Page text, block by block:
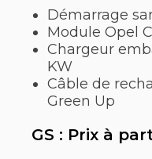
Démarrage
Module Opel
Chargeur
KW
Câble de
Green Up
GS : Prix à